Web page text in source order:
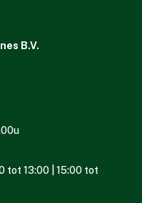
B.V.
tot 13:00 | 15:00 tot